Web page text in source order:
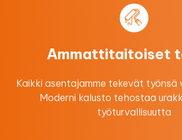
Ammattitaitoiset
Kaikki asentajamme tekevät työnsä
Moderni kalusto tehostaa
työturvallisuutta